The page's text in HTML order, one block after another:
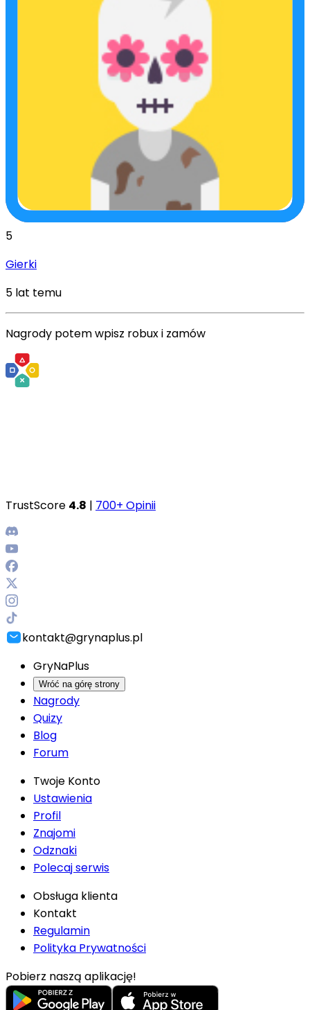
5
Gierki
5 lat temu
Nagrody potem wpisz robux i zamów
TrustScore 4.8 | 700+ Opinii
kontakt@grynaplus.pl
GryNaPlus
Wróć na górę strony
Nagrody
Quizy
Blog
Forum
Twoje Konto
Ustawienia
Profil
Znajomi
Odznaki
Polecaj serwis
Obsługa klienta
Kontakt
Regulamin
Polityka Prywatności
Pobierz naszą aplikację!